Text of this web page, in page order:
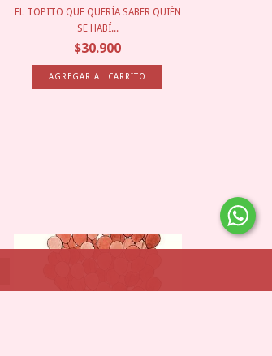
EL TOPITO QUE QUERÍA SABER QUIÉN
SE HABÍ...
$30.900